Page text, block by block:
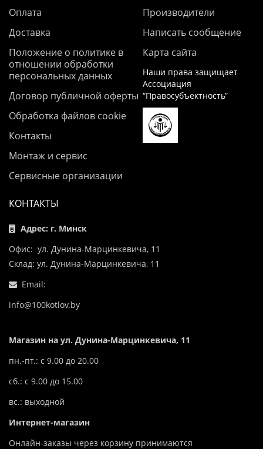
Оплата
Доставка
Положение о политике в
отношении обработки
персональных данных
Договор публичной оферты
Обработка файлов cookie
Контакты
Монтаж и сервис
Сервисные организации
Производители
Написать сообщение
Карта сайта
Наши права защищает
Ассоциация
“Правосубъектность”
КОНТАКТЫ
Адрес: г. Минск
Офис: ул. Дунина-Марцинкевича, 11
Склад: ул. Дунина-Марцинкевича, 11
Email:
info@100kotlov.by
Магазин на ул. Дунина-Марцинкевича, 11
пн.-пт.: с 9.00 до 20.00
сб.: с 9.00 до 15.00
вс.: выходной
Интернет-магазин
Онлайн-заказы через корзину принимаются